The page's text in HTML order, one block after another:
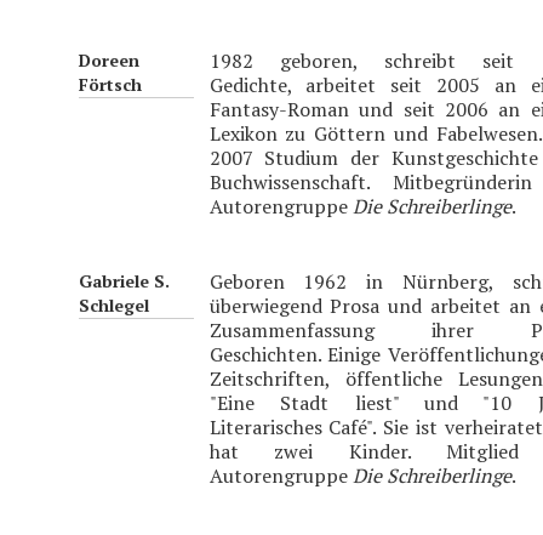
Doreen
Förtsch
1982 geboren, schreibt seit
Gedichte, arbeitet seit 2005 an
Fantasy-Roman und seit 2006 an
Lexikon zu Göttern und
2007 Studium der
Buchwissenschaft.
AutorengruppeDie Schreiberlinge.
Gabriele S.
Schlegel
Geboren 1962 in Nürnberg,
überwiegend Prosa und arbeitet an
Zusammenfassung ihrer
Geschichten. Einige
Zeitschriften, öffentliche
"Eine Stadt liest" und "10
Literarisches Café". Sie ist
hat zwei Kinder. Mitglied
AutorengruppeDie Schreiberlinge.